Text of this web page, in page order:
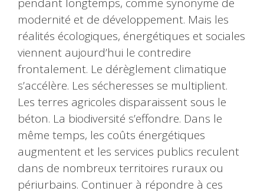
pendant longtemps, comme synonyme de
modernité et de développement. Mais les
réalités écologiques, énergétiques et sociales
viennent aujourd’hui le contredire
frontalement. Le dérèglement climatique
s’accélère. Les sécheresses se multiplient.
Les terres agricoles disparaissent sous le
béton. La biodiversité s’effondre. Dans le
même temps, les coûts énergétiques
augmentent et les services publics reculent
dans de nombreux territoires ruraux ou
périurbains. Continuer à répondre à ces